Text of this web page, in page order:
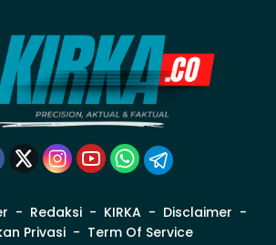
Redaksi KIRKA
Disclaimer
Privasi
Term Of Service